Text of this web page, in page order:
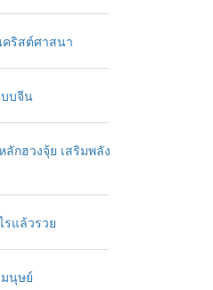
ริสต์ศาสนา
บจีน
กฮวงจุ้ย เสริมพลัง
แล้วรวย
นุษย์